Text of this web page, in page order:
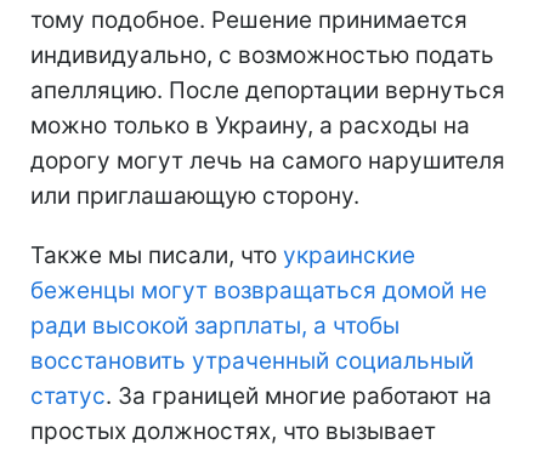
тому подобное. Решение принимается
индивидуально, с возможностью подать
апелляцию. После депортации вернуться
можно только в Украину, а расходы на
дорогу могут лечь на самого нарушителя
или приглашающую сторону.
Также мы писали, что украинские
беженцы могут возвращаться домой не
ради высокой зарплаты, а чтобы
восстановить утраченный социальный
статус. За границей многие работают на
простых должностях, что вызывает